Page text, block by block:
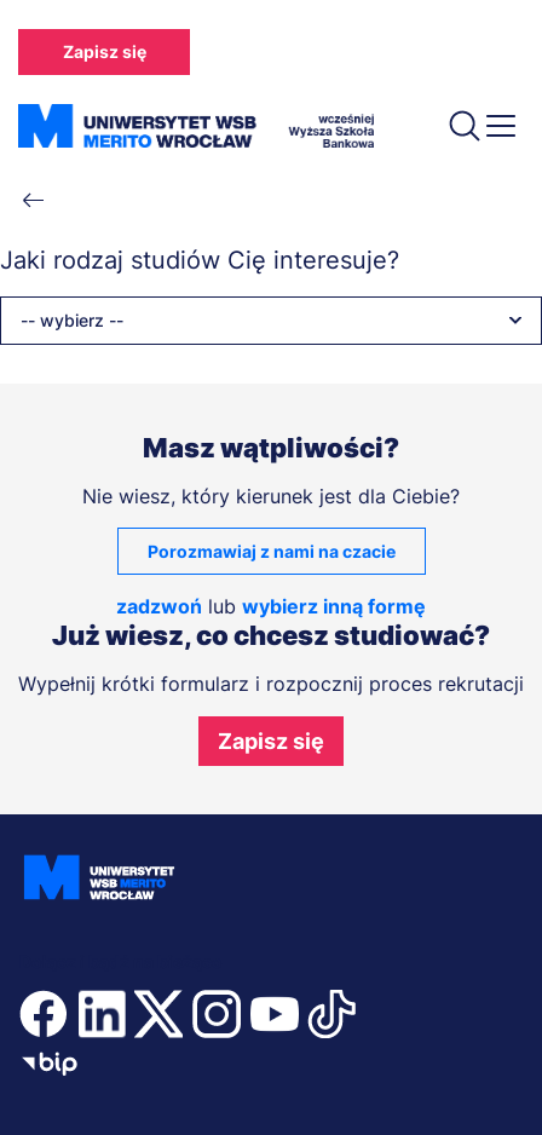
treści
Zapisz się
Ścieżka
nawigacyjna
Jaki rodzaj studiów Cię interesuje?
-- wybierz --
Masz wątpliwości?
Nie wiesz, który kierunek jest dla Ciebie?
Porozmawiaj z nami na czacie
zadzwoń lub wybierz inną formę
Już wiesz, co chcesz studiować?
Wypełnij krótki formularz i rozpocznij proces rekrutacji
Zapisz się